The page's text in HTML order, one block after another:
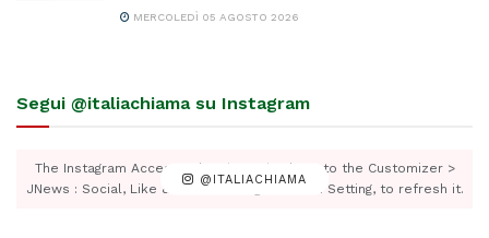
MERCOLEDÌ 05 AGOSTO 2026
Segui @italiachiama su Instagram
@ITALIACHIAMA
The Instagram Access Token is expired, Go to the Customizer >
JNews : Social, Like & View > Instagram Feed Setting, to refresh it.